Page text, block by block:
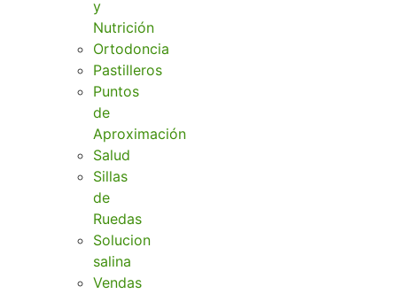
y
Nutrición
Ortodoncia
Pastilleros
Puntos
de
Aproximación
Salud
Sillas
de
Ruedas
Solucion
salina
Vendas